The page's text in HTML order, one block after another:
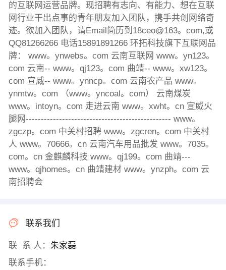
的互联网运营品牌。现招聘有志向、有能力、想在互联
网行业干出点事的青年朋友加入团队，携手共创网络奇
迹。欲加入团队，请Email简历到18ceo@163。com,或
QQ81266266 电话15891891266 环拓科技旗下互联网品
牌： www。ynwebs。com 云南互联网 www。yn123。
com 云南-- www。qj123。com 曲靖-- www。xw123。
com 宣威-- www。ynncp。com 云南农产品 www。
ynmtw。com （www。yncoal。com） 云南煤炭
www。intoyn。com 走进云南 www。xwht。cn 宣威火
腿网------------------------------------------------ www。
zgczp。com 中关村招聘 www。zgcren。com 中关村
人 www。70666。cn 云南汽车用品批发 www。7035。
com。cn 金麒麟科技 www。qj199。com 曲靖---
www。qjhomes。cn 曲靖建材 www。ynzph。com 云
南招聘会
联系我们
联 系 人： 朱家磊
联系手机：